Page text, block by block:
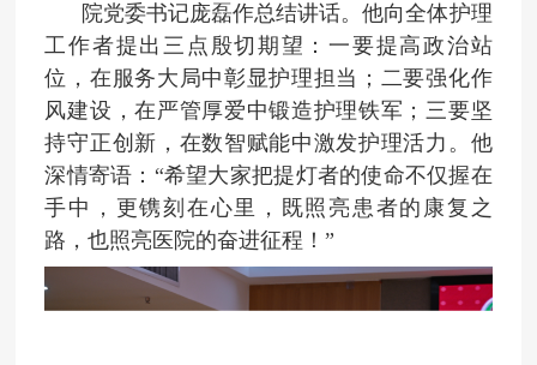
院党委书记庞磊作总结讲话。他向全体护理
工作者提出三点殷切期望：一要提高政治站
位，在服务大局中彰显护理担当；二要强化作
风建设，在严管厚爱中锻造护理铁军；三要坚
持守正创新，在数智赋能中激发护理活力。他
深情寄语：“希望大家把提灯者的使命不仅握在
手中，更镌刻在心里，既照亮患者的康复之
路，也照亮医院的奋进征程！”